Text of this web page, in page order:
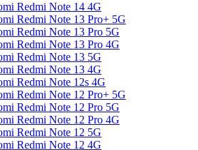
Redmi Note 14 4G
Redmi Note 13 Pro+ 5G
Redmi Note 13 Pro 5G
Redmi Note 13 Pro 4G
Redmi Note 13 5G
Redmi Note 13 4G
Redmi Note 12s 4G
Redmi Note 12 Pro+ 5G
Redmi Note 12 Pro 5G
Redmi Note 12 Pro 4G
Redmi Note 12 5G
Redmi Note 12 4G